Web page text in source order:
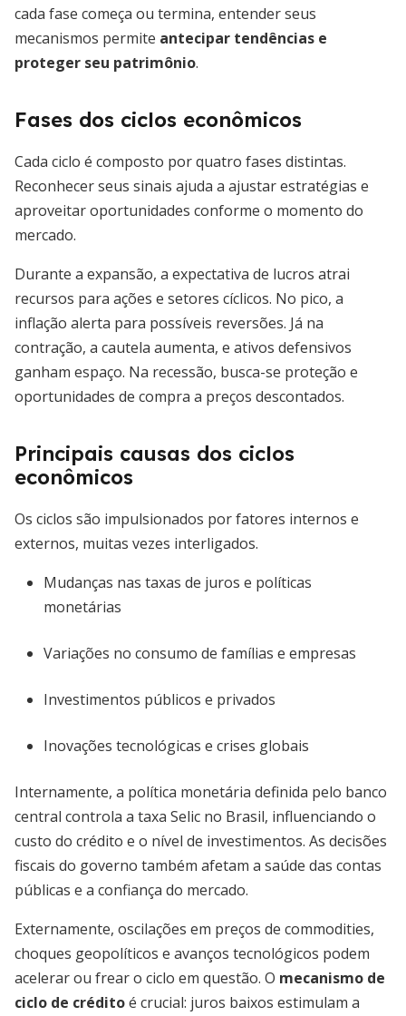
cada fase começa ou termina, entender seus
mecanismos permite antecipar tendências e
proteger seu patrimônio.
Fases dos ciclos econômicos
Cada ciclo é composto por quatro fases distintas.
Reconhecer seus sinais ajuda a ajustar estratégias e
aproveitar oportunidades conforme o momento do
mercado.
Durante a expansão, a expectativa de lucros atrai
recursos para ações e setores cíclicos. No pico, a
inflação alerta para possíveis reversões. Já na
contração, a cautela aumenta, e ativos defensivos
ganham espaço. Na recessão, busca-se proteção e
oportunidades de compra a preços descontados.
Principais causas dos ciclos
econômicos
Os ciclos são impulsionados por fatores internos e
externos, muitas vezes interligados.
Mudanças nas taxas de juros e políticas
monetárias
Variações no consumo de famílias e empresas
Investimentos públicos e privados
Inovações tecnológicas e crises globais
Internamente, a política monetária definida pelo banco
central controla a taxa Selic no Brasil, influenciando o
custo do crédito e o nível de investimentos. As decisões
fiscais do governo também afetam a saúde das contas
públicas e a confiança do mercado.
Externamente, oscilações em preços de commodities,
choques geopolíticos e avanços tecnológicos podem
acelerar ou frear o ciclo em questão. O mecanismo de
ciclo de créditoé crucial: juros baixos estimulam a